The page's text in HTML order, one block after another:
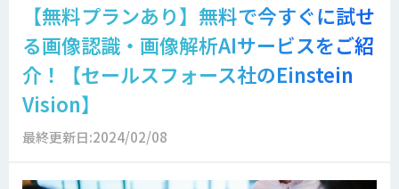
【無料プランあり】無料で今すぐに試せ
る画像認識・画像解析AIサービスをご紹
介！【セールスフォース社のEinstein
Vision】
最終更新日:2024/02/08